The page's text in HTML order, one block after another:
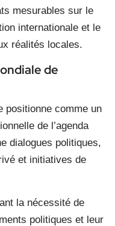
mesurables sur le
internationale et le
réalités locales.
de
positionne comme un
de l’agenda
dialogues politiques,
et initiatives de
la nécessité de
politiques et leur